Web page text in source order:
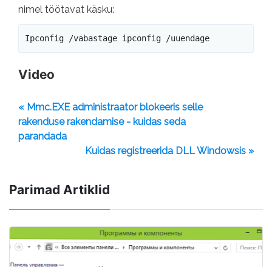
nimel töötavat käsku:
Ipconfig /vabastage ipconfig /uuendage
Video
« Mmc.EXE administraator blokeeris selle
rakenduse rakendamise - kuidas seda
parandada
Kuidas registreerida DLL Windowsis »
Parimad Artiklid